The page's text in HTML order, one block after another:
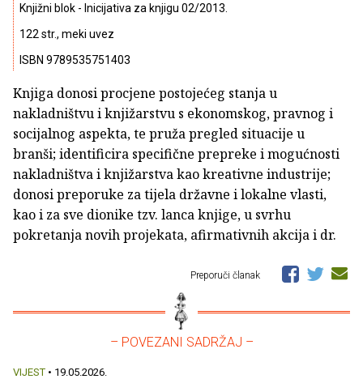
Knjižni blok - Inicijativa za knjigu 02/2013.
122 str., meki uvez
ISBN 9789535751403
Knjiga donosi procjene postojećeg stanja u
nakladništvu i knjižarstvu s ekonomskog, pravnog i
socijalnog aspekta, te pruža pregled situacije u
branši; identificira specifične prepreke i mogućnosti
nakladništva i knjižarstva kao kreativne industrije;
donosi preporuke za tijela državne i lokalne vlasti,
kao i za sve dionike tzv. lanca knjige, u svrhu
pokretanja novih projekata, afirmativnih akcija i dr.
Preporuči članak
– POVEZANI SADRŽAJ –
VIJEST • 19.05.2026.